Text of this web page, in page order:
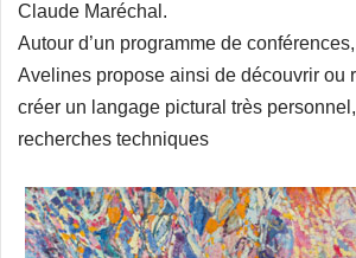
Claude Maréchal.
Autour d’un programme de
Avelines propose ainsi de découvrir ou
créer un langage pictural très
recherches techniques